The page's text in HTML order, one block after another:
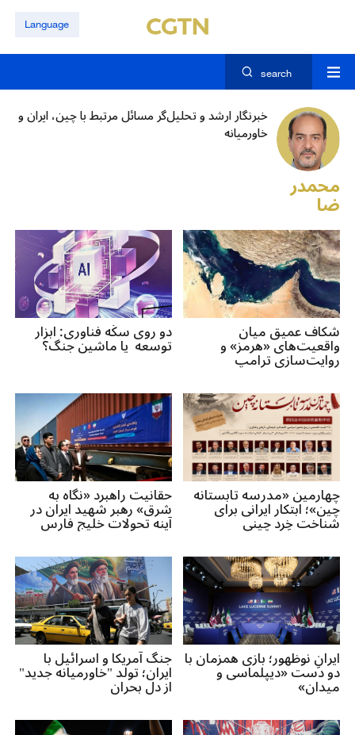
Language
search
محمدر
ضا
منافی
خبرنگار ارشد و تحلیل‌گر مسائل مرتبط با چین، ایران و
خاورمیانه
شکاف عمیق میان
واقعیت‌های «هرمز» و
روایت‌سازی ترامپ
دو روی سکّه فناوری: ابزار
توسعه یا ماشین جنگ؟
چهارمین «مدرسه تابستانه
چین»؛ ابتکار ایرانی برای
شناخت خِرد چینی
حقانیت راهبرد «نگاه به
شرق» رهبر شهید ایران در
آینه تحولات خلیج فارس
ایرانِ نوظهور؛ بازی همزمان با
دو دست «دیپلماسی و
میدان»
جنگ آمریکا و اسرائیل با
ایران؛ تولد "خاورمیانه جدید"
از دل بحران